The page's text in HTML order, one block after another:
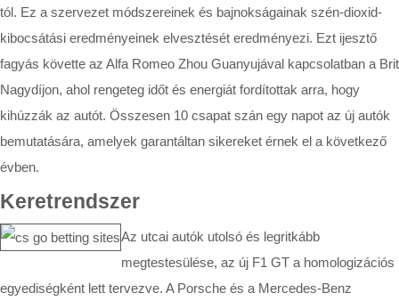
tól. Ez a szervezet módszereinek és bajnokságainak szén-dioxid-
kibocsátási eredményeinek elvesztését eredményezi. Ezt ijesztő
fagyás követte az Alfa Romeo Zhou Guanyujával kapcsolatban a Brit
Nagydíjon, ahol rengeteg időt és energiát fordítottak arra, hogy
kihúzzák az autót. Összesen 10 csapat szán egy napot az új autók
bemutatására, amelyek garantáltan sikereket érnek el a következő
évben.
Keretrendszer
Az utcai autók utolsó és legritkább
megtestesülése, az új F1 GT a homologizációs
egyediségként lett tervezve. A Porsche és a Mercedes-Benz